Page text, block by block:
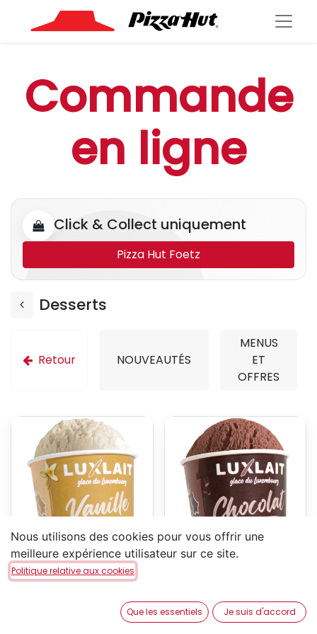
Commande
en ligne
Click & Collect uniquement
Pizza Hut Foetz
Desserts
Retour NOUVEAUTÉS
MENUS
ET
OFFRES
Pot de glace Vanille
Luxlait
Glace Luxlait à la vanille,
Glace Luxlait au chocolat,
made in Luxembourg
Nous utilisons des cookies pour vous offrir une
meilleure expérience utilisateur sur ce site.
Politique relative aux cookies
Que les essentiels Je suis d'accord